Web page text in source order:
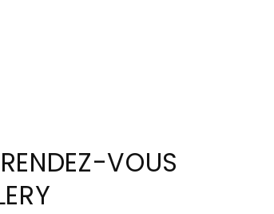
VOUS